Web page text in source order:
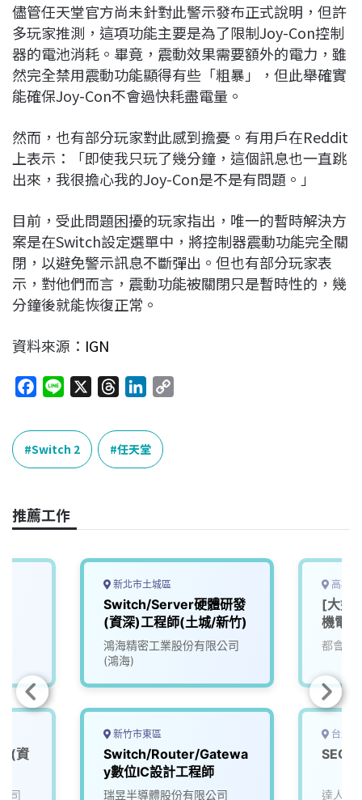
儘管任天堂官方尚未針對此警示發布正式說明，但許
多玩家推測，這項功能主要是為了限制Joy-Con控制
器的電池消耗。畢竟，震動效果需要額外的電力，雖
然完全禁用震動功能顯得有些「粗暴」，但此舉確實
能確保Joy-Con不會過快耗盡電量。
然而，也有部分玩家對此感到擔憂。有用戶在Reddit
上表示：「即使我只玩了幾分鐘，這個訊息也一直跳
出來，我很擔心我的Joy-Con是不是有問題。」
目前，受此問題困擾的玩家指出，唯一的暫時解決方
案是在Switch設定選單中，將控制器震動功能完全關
閉，以避免警示訊息不斷彈出。但也有部分玩家表
示，對他們而言，震動功能被關閉只是暫時性的，幾
分鐘後就能恢復正常。
資料來源： IGN
c
e
b
o
k
n
e
r
e
a
n
k
e
n
k
Switch 2 任天堂
推薦工作
(資
司
新北市土城區
Switch/Server硬體研發
(資深)工程師(土城/新竹)
鴻海精密工業股份有限公司
(鴻海)
新竹市東區
Switch/Router/Gatewa
y數位IC設計工程師
瑞昱半導體股份有限公司
高雄
[大好
機電
都會生
台北
SEO
達人網